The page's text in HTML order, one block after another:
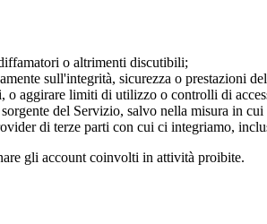
o altrimenti discutibili;
sull'integrità, sicurezza o prestazioni
o aggirare limiti di utilizzo o controlli di
del Servizio, salvo nella misura in
di terze parti con cui ci integriamo,
gli account coinvolti in attività proibite.